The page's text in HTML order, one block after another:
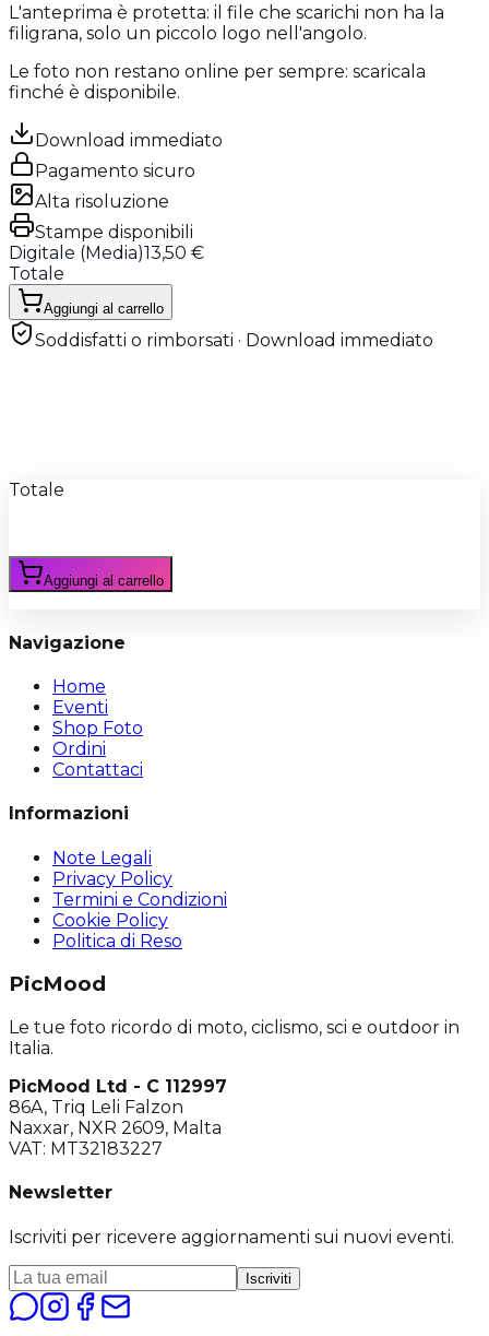
L'anteprima è protetta: il file che scarichi non ha la
filigrana, solo un piccolo logo nell'angolo.
Le foto non restano online per sempre: scaricala
finché è disponibile.
Download immediato
Pagamento sicuro
Alta risoluzione
Stampe disponibili
Digitale (Media)13,50 €
Totale
Aggiungi al carrello
Soddisfatti o rimborsati · Download immediato
Totale
Aggiungi al carrello
Navigazione
Home
Eventi
Shop Foto
Ordini
Contattaci
Informazioni
Note Legali
Privacy Policy
Termini e Condizioni
Cookie Policy
Politica di Reso
PicMood
Le tue foto ricordo di moto, ciclismo, sci e outdoor in
Italia.
PicMood Ltd - C 112997
86A, Triq Leli Falzon
Naxxar, NXR 2609, Malta
VAT: MT32183227
Newsletter
Iscriviti per ricevere aggiornamenti sui nuovi eventi.
Iscriviti